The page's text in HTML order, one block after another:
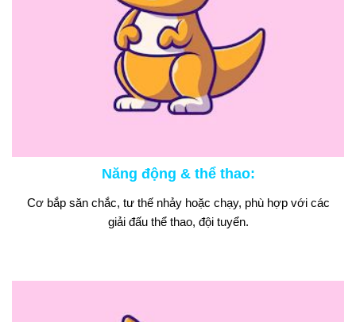
Năng động & thể thao:
Cơ bắp săn chắc, tư thế nhảy hoặc chạy, phù hợp với các
giải đấu thể thao, đội tuyển.